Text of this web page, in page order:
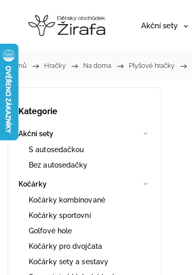
Akční sety
Domů / Hračky / Na doma / Plyšové hračky /
Kategorie
Akční sety
S autosedačkou
Bez autosedačky
Kočárky
Kočárky kombinované
Kočárky sportovní
Golfové hole
Kočárky pro dvojčata
Kočárky sety a sestavy